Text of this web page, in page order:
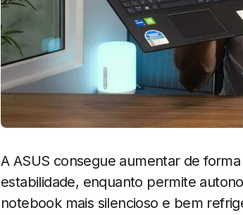
A ASUS consegue aumentar de
estabilidade, enquanto permite
notebook mais silencioso e bem